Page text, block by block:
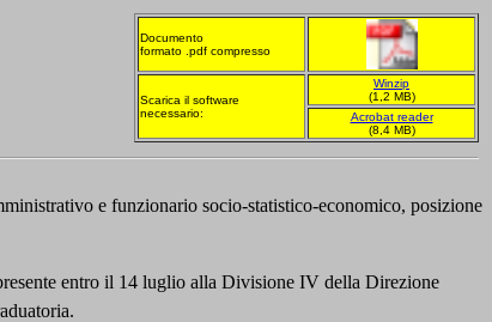
Documento
formato .pdf compresso
Scarica il software
necessario:
Winzip
(1,2 MB)
Acrobat reader
(8,4 MB)
e funzionario socio-statistico-economico, posizione
entro il 14 luglio alla Divisione IV della Direzione